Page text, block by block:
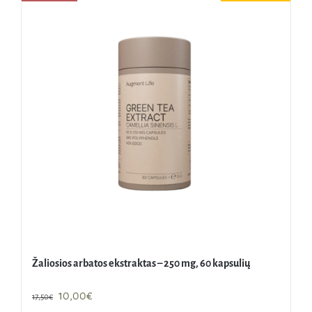
Žaliosios arbatos ekstraktas – 250 mg, 60 kapsulių
17,50€
Original
10,00€Current